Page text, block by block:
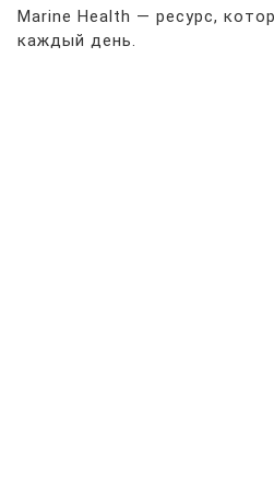
Marine Health — ресурс,
каждый день.